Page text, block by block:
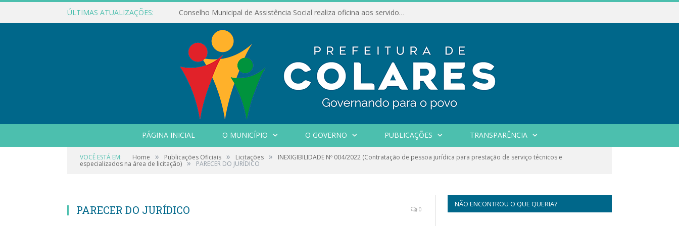
ÚLTIMAS ATUALIZAÇÕES: Conselho Municipal de Assistência Social realiza oficina aos servidores
PÁGINA INICIAL O MUNICÍPIO O GOVERNO PUBLICAÇÕES TRANSPARÊNCIA
VOCÊ ESTÁ EM: Home » Publicações Oficiais » Licitações » INEXIGIBILIDADE Nº 004/2022 (Contratação de pessoa jurídica para prestação de serviço técnicos e
especializados na área de licitação) » PARECER DO JURÍDICO
PARECER DO JURÍDICO 0
NÃO ENCONTROU O QUE QUERIA?